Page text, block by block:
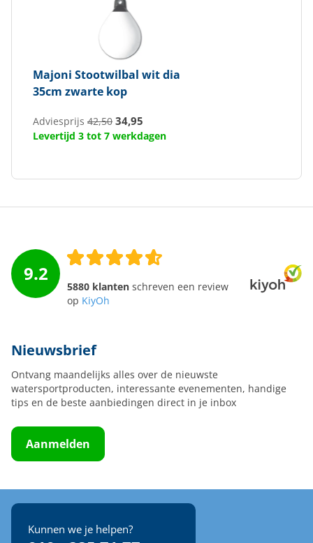
Majoni Stootwilbal wit dia
35cm zwarte kop
Adviesprijs 42,50 34,95
Levertijd 3 tot 7 werkdagen
9.2
5880 klanten schreven een review
op KiyOh
Nieuwsbrief
Ontvang maandelijks alles over de nieuwste
watersportproducten, interessante evenementen, handige
tips en de beste aanbiedingen direct in je inbox
Aanmelden
Kunnen we je helpen?